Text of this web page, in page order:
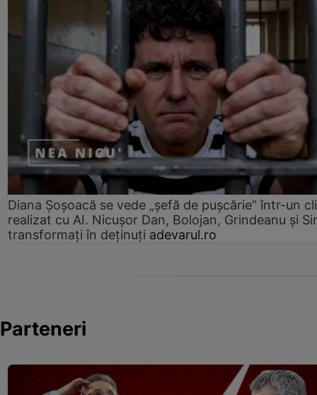
Diana Șoșoacă se vede „șefă de pușcărie” într-un
realizat cu AI. Nicușor Dan, Bolojan, Grindeanu și
transformați în deținuți adevarul.ro
Parteneri